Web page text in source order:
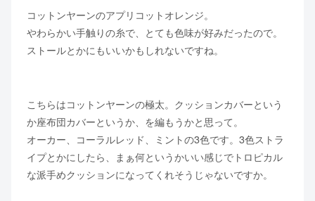
コットンヤーンのアプリコットオレンジ。
やわらかい手触りの糸で、とても色味が好みだったので。
ストールとかにもいいかもしれないですね。
こちらはコットンヤーンの極太。クッションカバーという
か座布団カバーというか、を編もうかと思って。
オーカー、コーラルレッド、ミントの3色です。3色ストラ
イプとかにしたら、まぁ何というかいい感じでトロピカル
な派手めクッションになってくれそうじゃないですか。